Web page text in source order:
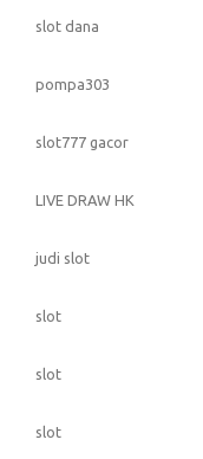
slot dana
pompa303
slot777 gacor
LIVE DRAW HK
judi slot
slot
slot
slot